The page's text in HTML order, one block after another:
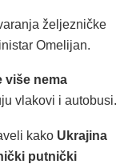
željezničke
Omelijan.
više nema
vlakovi i autobusi.
kako Ukrajina
putnički